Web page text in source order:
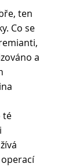
ten
Co se
a
té